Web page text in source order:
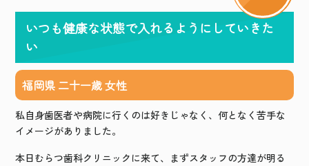
いつも健康な状態で入れるようにしていきた
い
福岡県 二十一歳 女性
私自身歯医者や病院に行くのは好きじゃなく、何となく苦手な
イメージがありました。
本日むらつ歯科クリニックに来て、まずスタッフの方達が明る